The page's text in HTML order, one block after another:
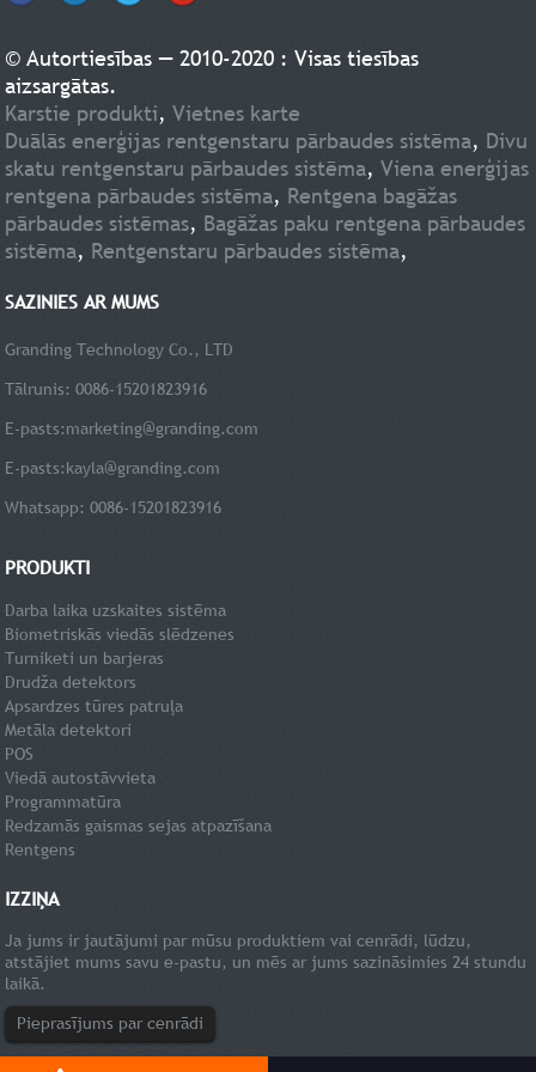
© Autortiesības — 2010-2020 : Visas tiesības
aizsargātas.
Karstie produkti,Vietnes karte
Duālās enerģijas rentgenstaru pārbaudes sistēma, Divu
skatu rentgenstaru pārbaudes sistēma,Viena enerģijas
rentgena pārbaudes sistēma, Rentgena bagāžas
pārbaudes sistēmas, Bagāžas paku rentgena pārbaudes
sistēma, Rentgenstaru pārbaudes sistēma,
SAZINIES AR MUMS
Granding Technology Co., LTD
Tālrunis: 0086-15201823916
E-pasts:marketing@granding.com
E-pasts:kayla@granding.com
Whatsapp: 0086-15201823916
PRODUKTI
Darba laika uzskaites sistēma
Biometriskās viedās slēdzenes
Turniketi un barjeras
Drudža detektors
Apsardzes tūres patruļa
Metāla detektori
POS
Viedā autostāvvieta
Programmatūra
Redzamās gaismas sejas atpazīšana
Rentgens
IZZIŅA
Ja jums ir jautājumi par mūsu produktiem vai cenrādi, lūdzu,
atstājiet mums savu e-pastu, un mēs ar jums sazināsimies 24 stundu
laikā.
Pieprasījums par cenrādi